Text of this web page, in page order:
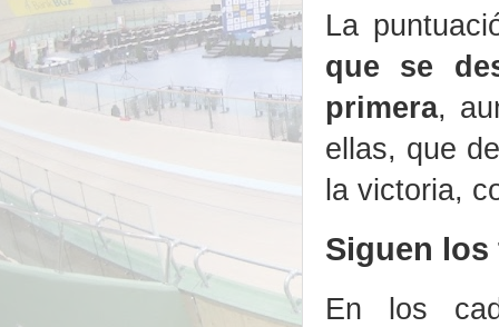
La
que se
primera,
ellas, que
la victoria,
Siguen
En los